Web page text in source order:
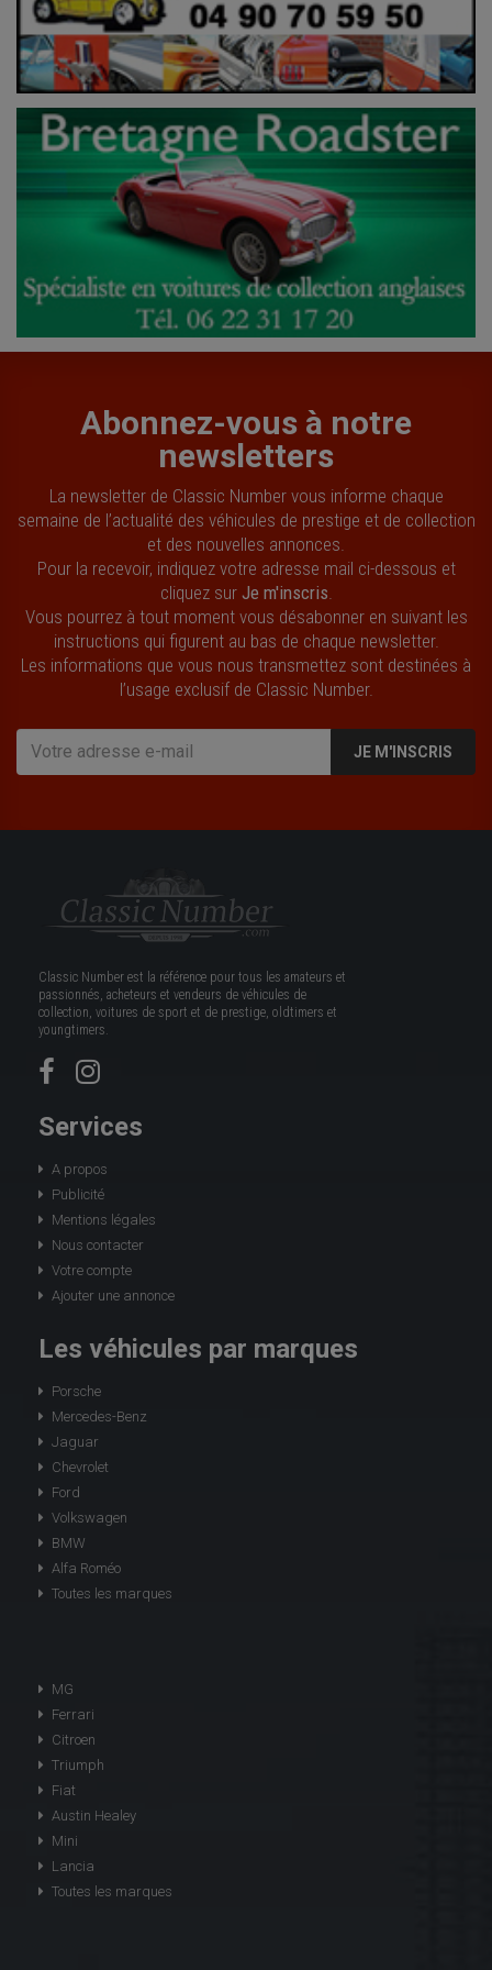
Abonnez-vous à notre
newsletters
La newsletter de Classic Number vous informe chaque
semaine de l’actualité des véhicules de prestige et de collection
et des nouvelles annonces.
Pour la recevoir, indiquez votre adresse mail ci-dessous et
cliquez sur Je m'inscris
Vous pourrez à tout moment vous désabonner en suivant les
instructions qui figurent au bas de chaque newsletter.
Les informations que vous nous transmettez sont destinées à
l’usage exclusif de Classic Number.
JE M'INSCRIS
Classic Number est la référence pour tous les amateurs et
passionnés, acheteurs et vendeurs de véhicules de
collection, voitures de sport et de prestige, oldtimers et
youngtimers.
Services
A propos
Publicité
Mentions légales
Nous contacter
Votre compte
Ajouter une annonce
Les véhicules par marques
Porsche
Mercedes-Benz
Jaguar
Chevrolet
Ford
Volkswagen
BMW
Alfa Roméo
Toutes les marques
MG
Ferrari
Citroen
Triumph
Fiat
Austin Healey
Mini
Lancia
Toutes les marques